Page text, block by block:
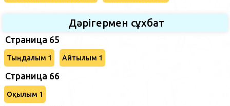
Дәрігермен сұхбат
Страница 65
Тыңдалым 1 Айтылым 1
Страница 66
Оқылым 1